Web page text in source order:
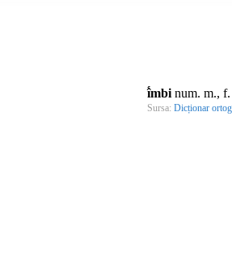
î́mbi num. m., f.
Sursa: Dicționar